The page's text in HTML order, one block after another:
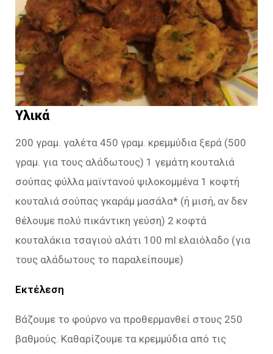
Υλικά
200 γραμ. γαλέτα 450 γραμ. κρεμμύδια ξερά (500
γραμ. για τους αλάδωτους) 1 γεμάτη κουταλιά
σούπας φύλλα μαϊντανού ψιλοκομμένα 1 κοφτή
κουταλιά σούπας γκαράμ μασάλα* (ή μισή, αν δεν
θέλουμε πολύ πικάντικη γεύση) 2 κοφτά
κουταλάκια τσαγιού αλάτι 100 ml ελαιόλαδο (για
τους αλάδωτους το παραλείπουμε)
Εκτέλεση
Βάζουμε το φούρνο να προθερμανθεί στους 250
βαθμούς. Καθαρίζουμε τα κρεμμύδια από τις